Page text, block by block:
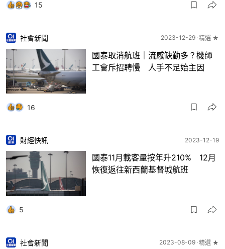
15
社會新聞 2023-12-29 精選 ★
國泰取消航班｜流感缺勤多？機師
工會斥招聘慢 人手不足始主因
16
財經快訊 2023-12-19
國泰11月載客量按年升210% 12月
恢復返往新西蘭基督城航班
5
社會新聞 2023-08-09 精選 ★